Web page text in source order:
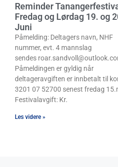
Reminder
Fredag og Lørdag 19. og
Juni
Påmelding: Deltagers navn, NHF
nummer, evt. 4 mannslag
sendes
Påmeldingen er gyldig når
deltageravgiften er innbetalt til
3201 07 52700 senest fredag
Festivalavgift: Kr.
Les videre »